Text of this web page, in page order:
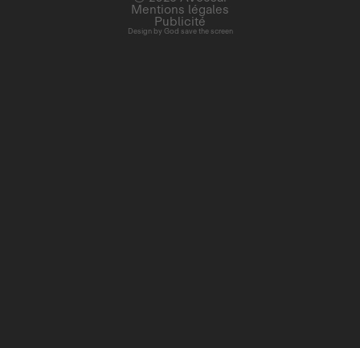
Design by God save the screen
Mentions légales
Publicité